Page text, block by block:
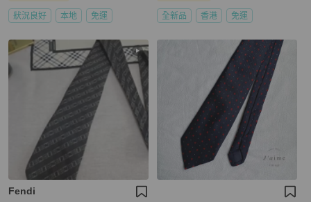
狀況良好 本地 免運 全新品 香港 免運
Fendi